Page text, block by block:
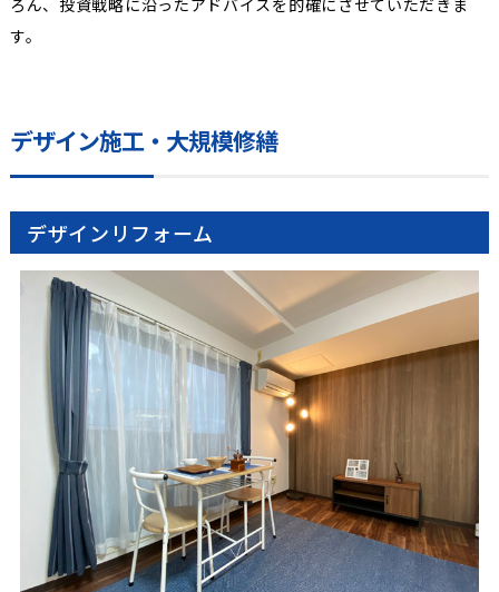
ろん、投資戦略に沿ったアドバイスを的確にさせていただきま
す。
デザイン施工・大規模修繕
デザインリフォーム